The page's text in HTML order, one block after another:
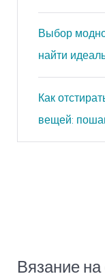
Выбор
найти
Как
вещей:
Вязание на